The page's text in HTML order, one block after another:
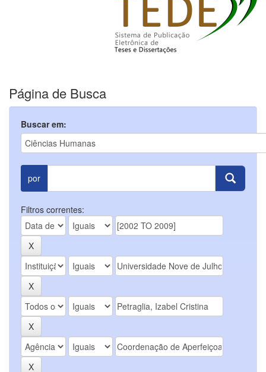
Página de Busca
Buscar em:
por
Filtros correntes: